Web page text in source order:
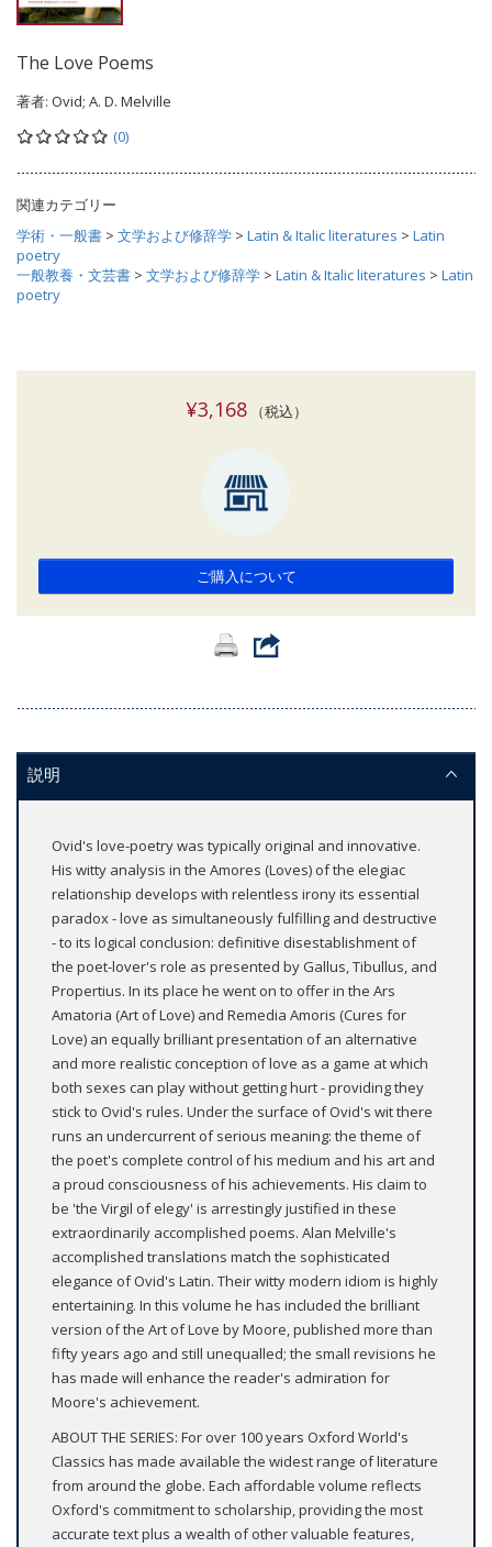
The Love Poems
著者: Ovid; A. D. Melville
(0)
関連カテゴリー
学術・一般書 > 文学および修辞学 > Latin & Italic literatures > Latin
poetry
一般教養・文芸書 > 文学および修辞学 > Latin & Italic literatures > Latin
poetry
¥3,168（税込）
ご購入について
説明
Ovid's love-poetry was typically original and innovative.
His witty analysis in the Amores (Loves) of the elegiac
relationship develops with relentless irony its essential
paradox - love as simultaneously fulfilling and destructive
- to its logical conclusion: definitive disestablishment of
the poet-lover's role as presented by Gallus, Tibullus, and
Propertius. In its place he went on to offer in the Ars
Amatoria (Art of Love) and Remedia Amoris (Cures for
Love) an equally brilliant presentation of an alternative
and more realistic conception of love as a game at which
both sexes can play without getting hurt - providing they
stick to Ovid's rules. Under the surface of Ovid's wit there
runs an undercurrent of serious meaning: the theme of
the poet's complete control of his medium and his art and
a proud consciousness of his achievements. His claim to
be 'the Virgil of elegy' is arrestingly justified in these
extraordinarily accomplished poems. Alan Melville's
accomplished translations match the sophisticated
elegance of Ovid's Latin. Their witty modern idiom is highly
entertaining. In this volume he has included the brilliant
version of the Art of Love by Moore, published more than
fifty years ago and still unequalled; the small revisions he
has made will enhance the reader's admiration for
Moore's achievement.
ABOUT THE SERIES: For over 100 years Oxford World's
Classics has made available the widest range of literature
from around the globe. Each affordable volume reflects
Oxford's commitment to scholarship, providing the most
accurate text plus a wealth of other valuable features,